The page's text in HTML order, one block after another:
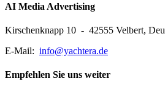
AI Media Advertising
Kirschenknapp 10 - 42555 Velbert,
E-Mail: info@yachtera.de
Empfehlen Sie uns weiter